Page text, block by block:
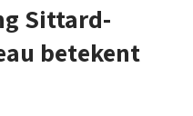
Sittard-
betekent